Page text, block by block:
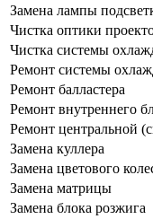
Замена лампы
Чистка оптики
Чистка системы
Ремонт системы
Ремонт балластера
Ремонт внутреннего
Ремонт центральной
Замена куллера
Замена цветового
Замена матрицы
Замена блока розжига